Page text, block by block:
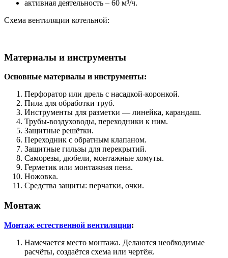
активная деятельность – 60 м³/ч.
Схема вентиляции котельной:
Материалы и инструменты
Основные материалы и инструменты:
Перфоратор или дрель с насадкой-коронкой.
Пила для обработки труб.
Инструменты для разметки — линейка, карандаш.
Трубы-воздуховоды, переходники к ним.
Защитные решётки.
Переходник с обратным клапаном.
Защитные гильзы для перекрытий.
Саморезы, дюбели, монтажные хомуты.
Герметик или монтажная пена.
Ножовка.
Средства защиты: перчатки, очки.
Монтаж
Монтаж естественной вентиляции:
Намечается место монтажа. Делаются необходимые
расчёты, создаётся схема или чертёж.